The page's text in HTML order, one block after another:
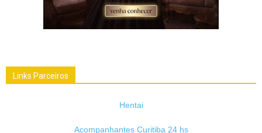
Links Parceiros
Hentai
Acompanhantes Curitiba 24 hs